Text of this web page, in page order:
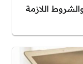
اللازمة